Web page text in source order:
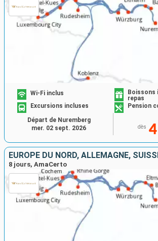
Wi-Fi inclus
Boissons
repas
Excursions incluses
Pension
dès
Départ de Nuremberg
mer. 02 sept. 2026
EUROPE DU NORD, ALLEMAGNE,
8 jours, AmaCerto